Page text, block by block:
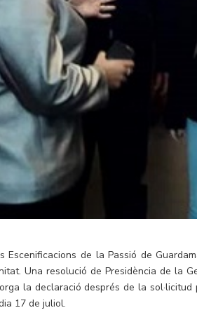
Escenificacions de la Passió de
Una resolució de Presidència de la
la declaració després de la
17 de juliol.